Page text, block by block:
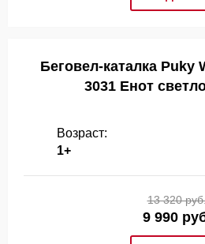
Беговел-каталка Puky
3031 Енот
Возраст:
1+
13 320
9 990